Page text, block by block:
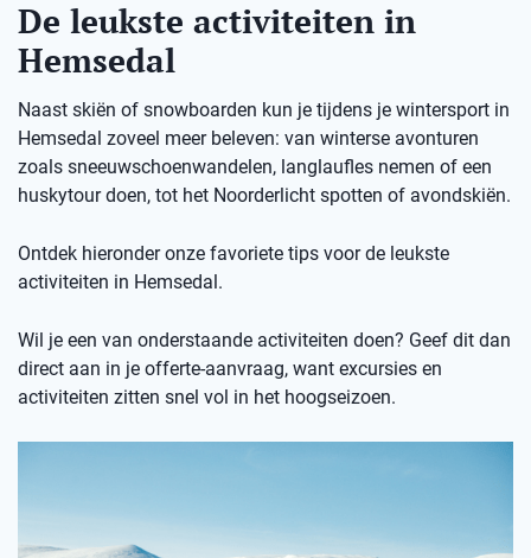
De leukste activiteiten in
Hemsedal
Naast skiën of snowboarden kun je tijdens je wintersport in
Hemsedal zoveel meer beleven: van winterse avonturen
zoals sneeuwschoenwandelen, langlaufles nemen of een
huskytour doen, tot het Noorderlicht spotten of avondskiën.
Ontdek hieronder onze favoriete tips voor de leukste
activiteiten in Hemsedal.
Wil je een van onderstaande activiteiten doen? Geef dit dan
direct aan in je offerte-aanvraag, want excursies en
activiteiten zitten snel vol in het hoogseizoen.